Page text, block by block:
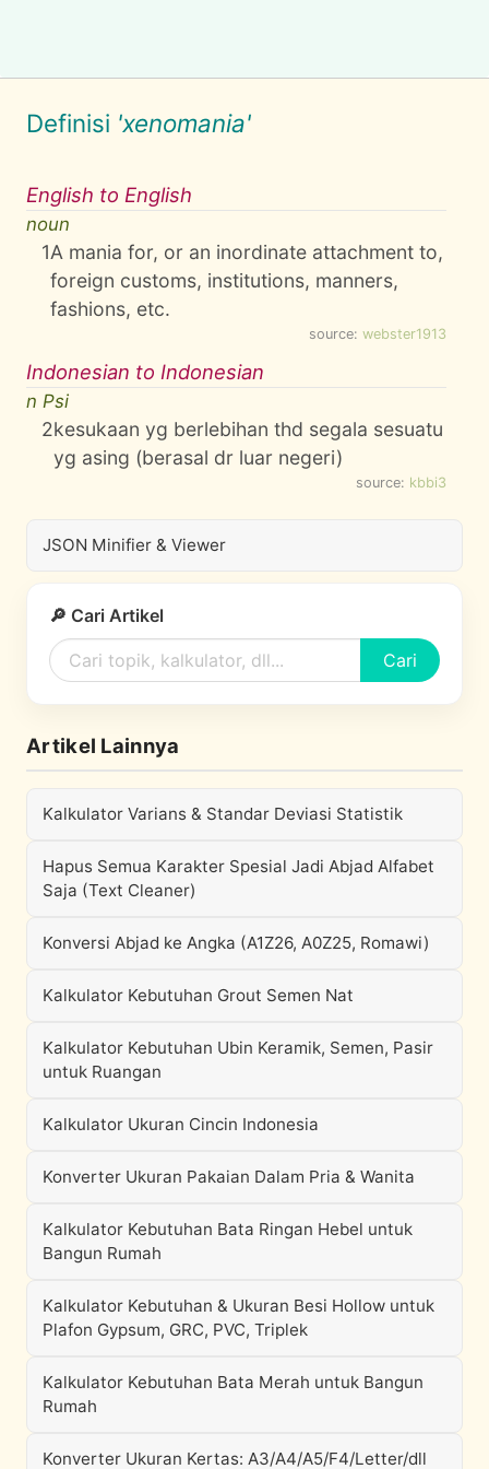
Definisi 'xenomania'
English to English
noun
1A mania for, or an inordinate attachment to,
foreign customs, institutions, manners,
fashions, etc.
source: webster1913
Indonesian to Indonesian
n Psi
2kesukaan yg berlebihan thd segala sesuatu
yg asing (berasal dr luar negeri)
source: kbbi3
JSON Minifier & Viewer
🔎 Cari Artikel
Cari
Artikel Lainnya
Kalkulator Varians & Standar Deviasi Statistik
Hapus Semua Karakter Spesial Jadi Abjad Alfabet
Saja (Text Cleaner)
Konversi Abjad ke Angka (A1Z26, A0Z25, Romawi)
Kalkulator Kebutuhan Grout Semen Nat
Kalkulator Kebutuhan Ubin Keramik, Semen, Pasir
untuk Ruangan
Kalkulator Ukuran Cincin Indonesia
Konverter Ukuran Pakaian Dalam Pria & Wanita
Kalkulator Kebutuhan Bata Ringan Hebel untuk
Bangun Rumah
Kalkulator Kebutuhan & Ukuran Besi Hollow untuk
Plafon Gypsum, GRC, PVC, Triplek
Kalkulator Kebutuhan Bata Merah untuk Bangun
Rumah
Konverter Ukuran Kertas: A3/A4/A5/F4/Letter/dll